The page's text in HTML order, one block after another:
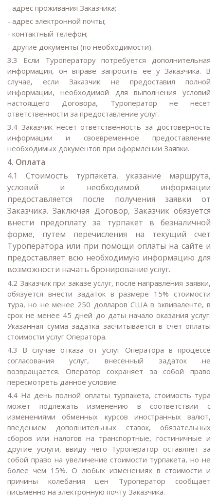
- адрес проживания Заказчика;
- адрес электронной почты;
- контактный телефон;
- другие документы (по необходимости).
3.3 Если Туроператору потребуется дополнительная
информация, он вправе запросить ее у Заказчика. В
случае, если Заказчик не предоставил полной
информации, необходимой для выполнения условий
настоящего Договора, Туроператор не несет
ответственности за предоставление услуг.
3.4 Заказчик несет ответственность за достоверность
информации и своевременное предоставление
необходимых документов при оформлении Заявки.
4. Оплата
4.1 Стоимость турпакета, указание маршрута,
условий и необходимой информации
предоставляется после получения заявки от
Заказчика. Заключая Договор, Заказчик обязуется
внести предоплату за турпакет в безналичной
форме, путем перечисления на текущий счет
Туроператора или при помощи оплаты на сайте и
предоставляет всю необходимую информацию для
возможности начать бронирование услуг.
4.2 Заказчик при заказе услуг, после направления заявки,
обязуется внести задаток в размере 15% стоимости
тура, но не менее 250 долларов США в эквиваленте, в
срок не менее 45 дней до даты начало оказания услуг.
Указанная сумма задатка засчитывается в счет оплаты
стоимости услуг Оператора.
4.3 В случае отказа от услуг Оператора в процессе
согласования услуг, внесенный задаток не
возвращается. Оператор сохраняет за собой право
пересмотреть данное условие.
4.4 На день полной оплаты турпакета, стоимость тура
может подлежать изменению в соответствии с
изменениями обменных курсов иностранных валют,
введением дополнительных ставок, обязательных
сборов или налогов на транспортные, гостиничные и
другие услуги, ввиду чего Туроператор оставляет за
собой право на увеличение стоимости турпакета, но не
более чем 15%. О любых изменениях в стоимости и
причины колебания цен Туроператор сообщает
письменно на электронную почту Заказчика.